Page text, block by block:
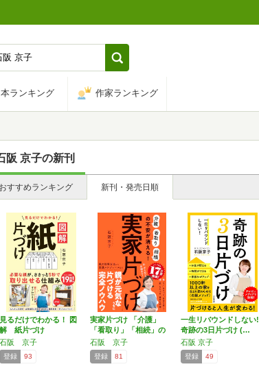
本ランキング 作家ランキング
阪 京子の新刊
おすすめランキング 新刊・発売日順
見るだけでわかる！ 図
解 紙片づけ
石阪 京子
登録 93
実家片づけ 「介護」
「看取り」「相続」の
不安…
石阪 京子
登録 81
一生リバウンドしない!
奇跡の3日片づけ (…
石阪 京子
登録 49